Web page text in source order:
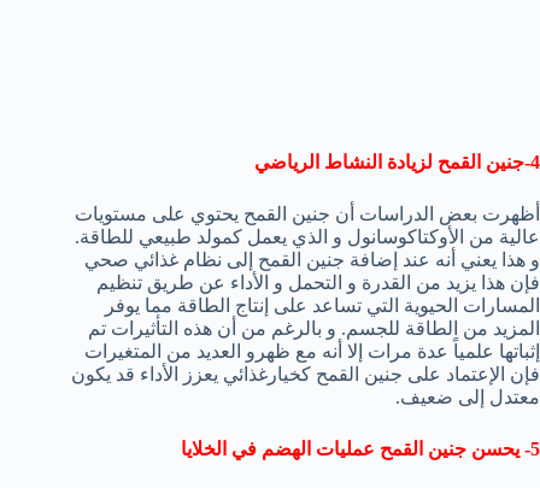
4-جنين القمح لزيادة النشاط الرياضي
أظهرت بعض الدراسات أن جنين القمح يحتوي على مستويات
عالية من الأوكتاكوسانول و الذي يعمل كمولد طبيعي للطاقة.
و هذا يعني أنه عند إضافة جنين القمح إلى نظام غذائي صحي
فإن هذا يزيد من القدرة و التحمل و الأداء عن طريق تنظيم
المسارات الحيوية التي تساعد على إنتاج الطاقة مما يوفر
المزيد من الطاقة للجسم. و بالرغم من أن هذه التأثيرات تم
إثباتها علمياً عدة مرات إلا أنه مع ظهرو العديد من المتغيرات
فإن الإعتماد على جنين القمح كخيارغذائي يعزز الأداء قد يكون
معتدل إلى ضعيف.
5- يحسن جنين القمح عمليات الهضم في الخلايا